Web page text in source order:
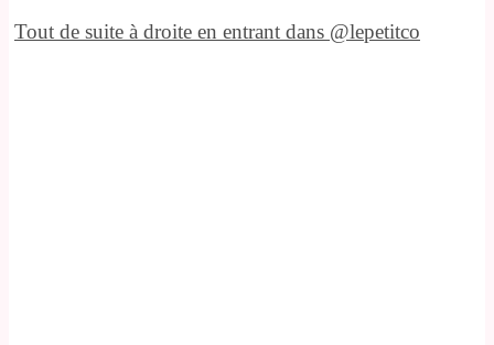
Tout de suite à droite en entrant dans @lepetitco